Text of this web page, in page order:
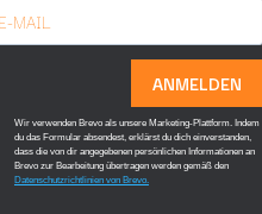
ANMELDEN
Wir verwenden Brevo als unsere Marketing-Plattform. Indem
du das Formular absendest, erklärst du dich einverstanden,
dass die von dir angegebenen persönlichen Informationen an
Brevo zur Bearbeitung übertragen werden gemäß den
Datenschutzrichtlinien von Brevo.